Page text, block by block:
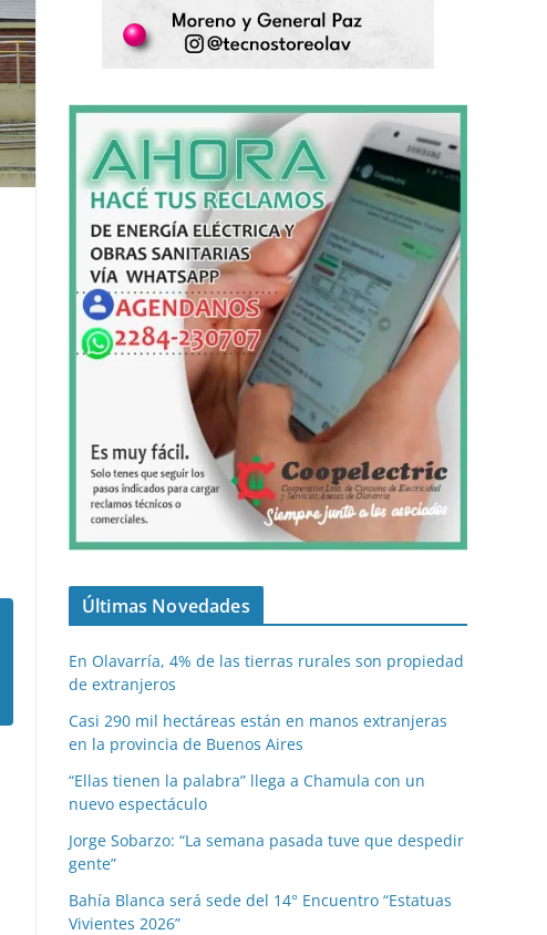
Últimas Novedades
En Olavarría, 4% de las tierras rurales son propiedad
de extranjeros
Casi 290 mil hectáreas están en manos extranjeras
en la provincia de Buenos Aires
“Ellas tienen la palabra” llega a Chamula con un
nuevo espectáculo
Jorge Sobarzo: “La semana pasada tuve que despedir
gente”
Bahía Blanca será sede del 14° Encuentro “Estatuas
Vivientes 2026”